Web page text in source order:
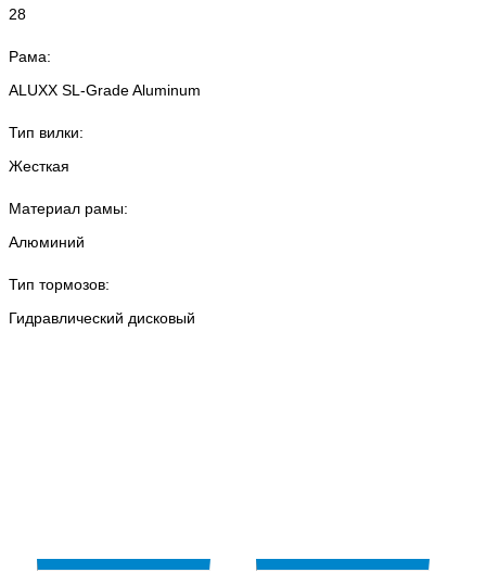
28
Рама:
ALUXX SL-Grade Aluminum
Тип вилки:
Жесткая
Материал рамы:
Алюминий
Тип тормозов:
Гидравлический дисковый